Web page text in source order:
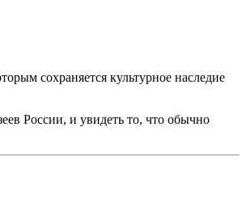
сохраняется культурное наследие
России, и увидеть то, что обычно